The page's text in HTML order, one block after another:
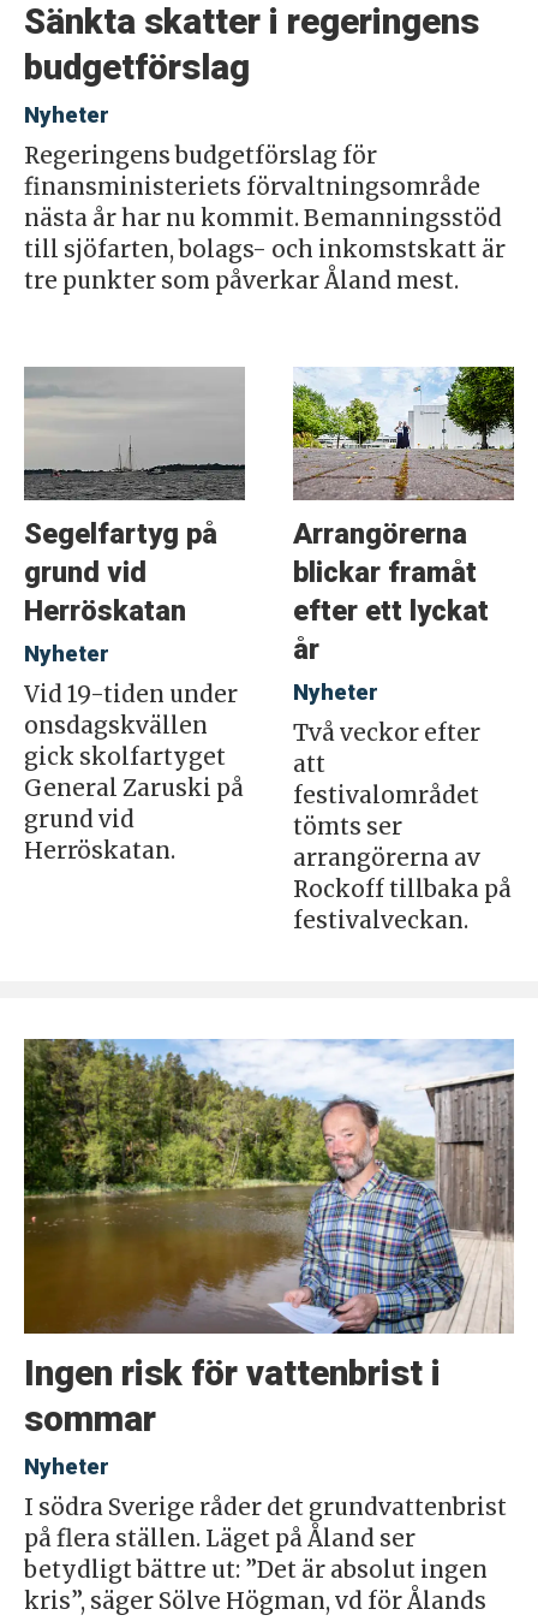
Sänkta skatter i regeringens
budgetförslag
Nyheter
Regeringens budgetförslag för
finansministeriets förvaltningsområde
nästa år har nu kommit. Bemanningsstöd
till sjöfarten, bolags- och inkomstskatt är
tre punkter som påverkar Åland mest.
Segelfartyg på
grund vid
Herröskatan
Nyheter
Vid 19-tiden under
onsdagskvällen
gick skolfartyget
General Zaruski på
grund vid
Herröskatan.
Arrangörerna
blickar framåt
efter ett lyckat
år
Nyheter
Två veckor efter
att
festivalområdet
tömts ser
arrangörerna av
Rockoff tillbaka på
festivalveckan.
Ingen risk för vattenbrist i
sommar
Nyheter
I södra Sverige råder det grundvattenbrist
på flera ställen. Läget på Åland ser
betydligt bättre ut: ”Det är absolut ingen
kris”, säger Sölve Högman, vd för Ålands